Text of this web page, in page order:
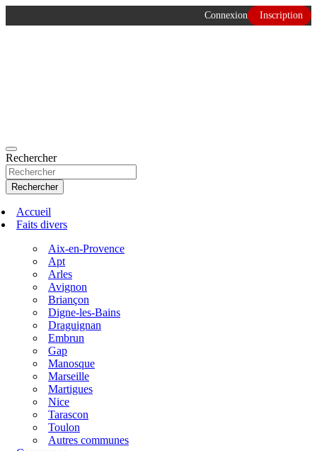
Connexion Inscription
Rechercher
Rechercher
Accueil
Faits divers
Aix-en-Provence
Apt
Arles
Avignon
Briançon
Digne-les-Bains
Draguignan
Embrun
Gap
Manosque
Marseille
Martigues
Nice
Tarascon
Toulon
Autres communes